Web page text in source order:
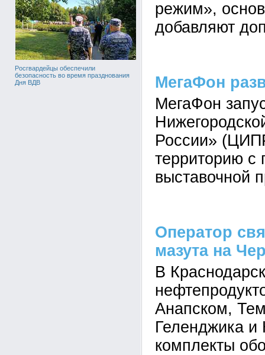
Росгвардейцы обеспечили
безопасность во время празднования
Дня ВДВ
режим»,
добавляют
МегаФон
МегаФон
России»
территорию с
выставочной
Оператор
мазута на
В
Анапском,
Геленджика и
комплекты